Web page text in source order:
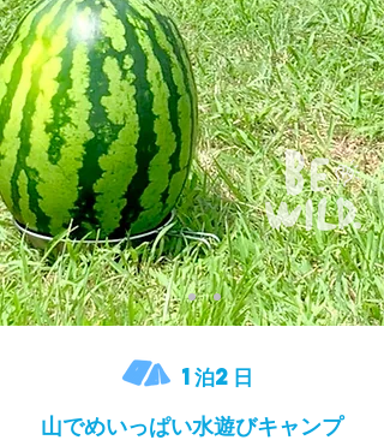
1泊2日
​山でめいっぱい水遊びキャンプ